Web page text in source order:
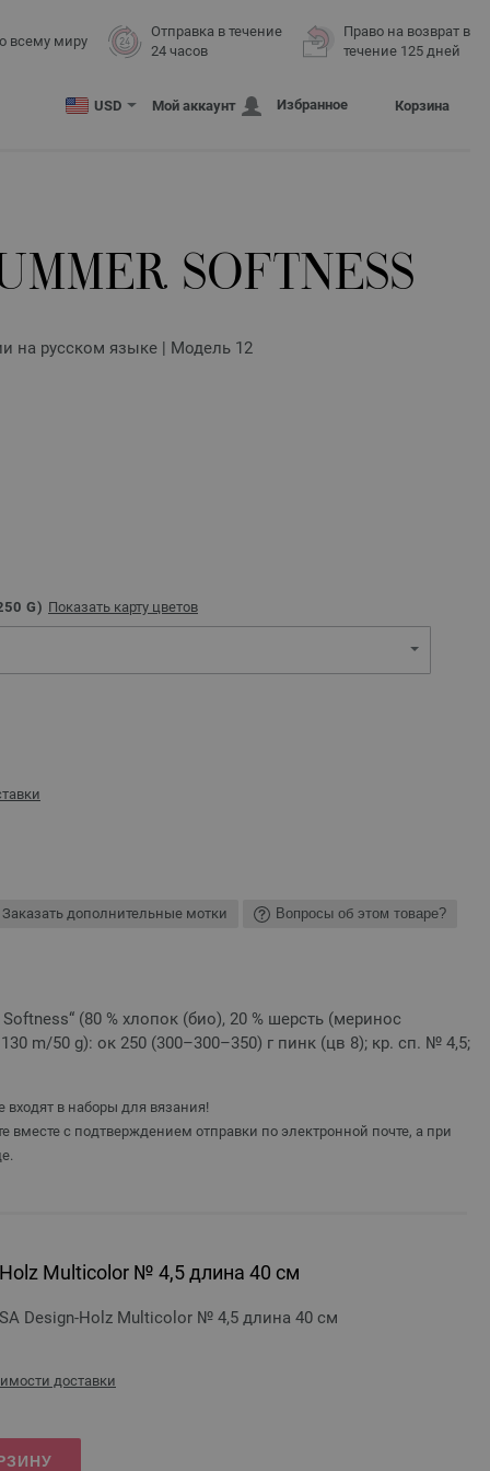
всему миру
Отправка в течение
24 часов
Право на возврат в
течение 125 дней
USD Мой аккаунт Избранное Корзина
SOFTNESS
на русском языке | Модель 12
G) Показать карту цветов
Заказать дополнительные мотки Вопросы об этом товаре?
(80 % хлопок (био), 20 % шерсть (меринос
m/50 g): ок 250 (300–300–350) г пинк (цв 8); кр. сп. № 4,5;
в наборы для вязания!
вместе с подтверждением отправки по электронной почте, а при
Multicolor № 4,5 длина 40 см
Design-Holz Multicolor № 4,5 длина 40 см
доставки